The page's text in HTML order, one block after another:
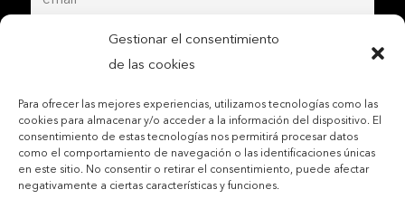
Gestionar el consentimiento
de las cookies
Para ofrecer las mejores experiencias, utilizamos tecnologías como las
cookies para almacenar y/o acceder a la información del dispositivo. El
consentimiento de estas tecnologías nos permitirá procesar datos
como el comportamiento de navegación o las identificaciones únicas
en este sitio. No consentir o retirar el consentimiento, puede afectar
negativamente a ciertas características y funciones.